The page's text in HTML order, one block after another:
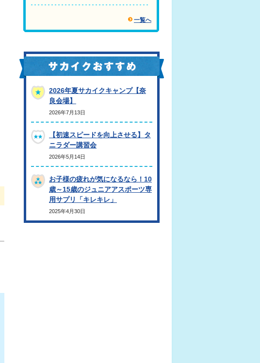
一覧へ
2026年夏サカイクキャンプ【奈
良会場】
2026年7月13日
【初速スピードを向上させる】タ
ニラダー講習会
2026年5月14日
お子様の疲れが気になるなら！10
歳～15歳のジュニアアスポーツ専
用サプリ「キレキレ」
2025年4月30日